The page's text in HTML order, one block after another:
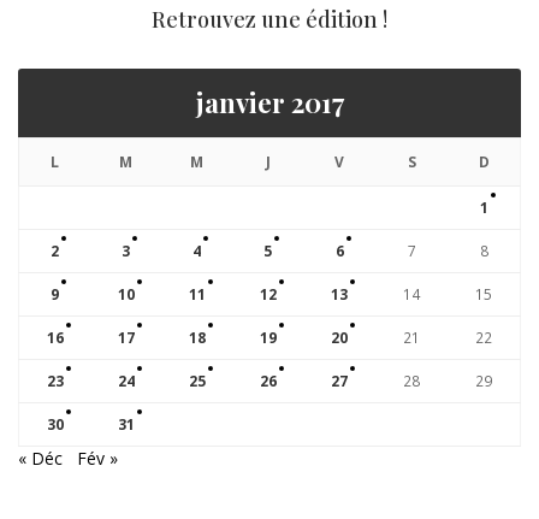
Retrouvez une édition !
janvier 2017
L M M J V S D
1
2 3 4 5 6 7 8
9 10 11 12 13 14 15
16 17 18 19 20 21 22
23 24 25 26 27 28 29
30 31
« Déc Fév »